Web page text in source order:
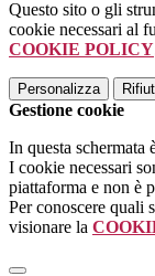
Questo sito o gli
cookie necessari al
COOKIE POLICY
Personalizza
Gestione cookie
In questa schermata
I cookie necessari
piattaforma e non è
Per conoscere quali
visionare la